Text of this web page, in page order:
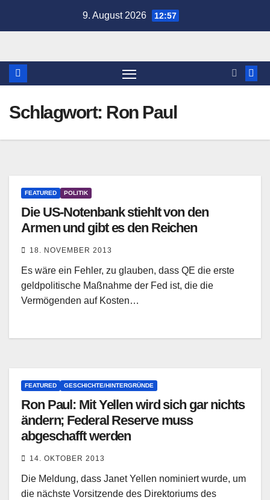
9. August 2026 12:57
Schlagwort: Ron Paul
FEATURED POLITIK
Die US-Notenbank stiehlt von den
Armen und gibt es den Reichen
18. NOVEMBER 2013
Es wäre ein Fehler, zu glauben, dass QE die erste
geldpolitische Maßnahme der Fed ist, die die
Vermögenden auf Kosten…
FEATURED GESCHICHTE/HINTERGRÜNDE
Ron Paul: Mit Yellen wird sich gar nichts
ändern; Federal Reserve muss
abgeschafft werden
14. OKTOBER 2013
Die Meldung, dass Janet Yellen nominiert wurde, um
die nächste Vorsitzende des Direktoriums des